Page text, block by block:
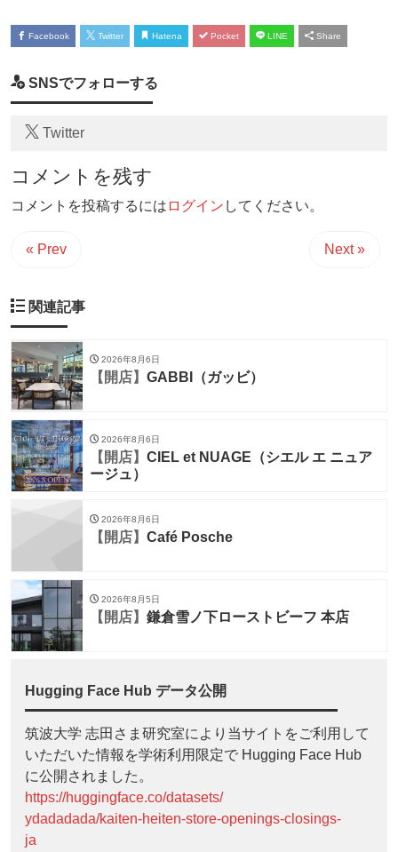
Facebook Twitter Hatena Pocket LINE Share
SNSでフォローする
Twitter
コメントを残す
コメントを投稿するには ログイン してください。
« Prev Next »
関連記事
2026年8月6日
【開店】 GABBI（ガッビ）
2026年8月6日
【開店】 CIEL et NUAGE（シエル エ ニュア
ージュ）
2026年8月6日
【開店】 Café Posche
2026年8月5日
【開店】 鎌倉雪ノ下ローストビーフ 本店
Hugging Face Hub データ公開
筑波大学 志田さま研究室により当サイトをご利用して
いただいた情報を学術利用限定で Hugging Face Hub
に公開されました。
https://huggingface.co/datasets/
ydadadada/kaiten-heiten-store-openings-closings-
ja